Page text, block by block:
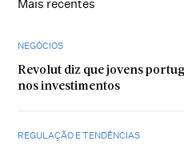
Mais recentes
NEGÓCIOS
Revolut diz que jovens
nos investimentos
REGULAÇÃO E TENDÊNCIAS